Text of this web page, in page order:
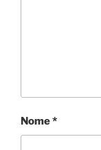
Nome*